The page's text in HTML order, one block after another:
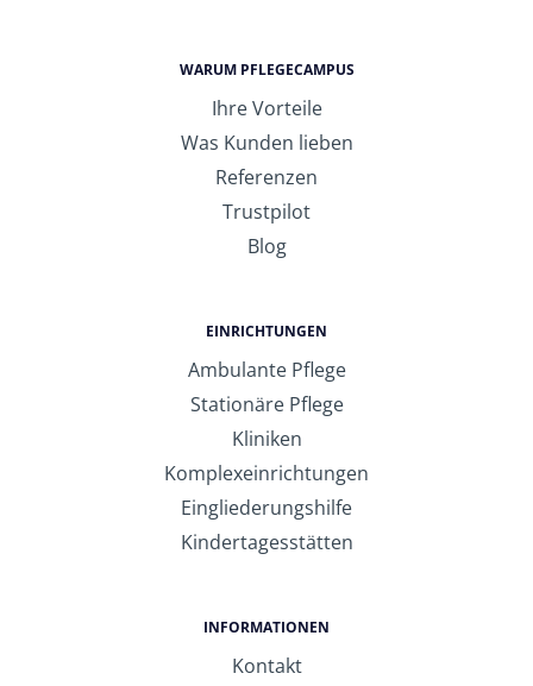
WARUM PFLEGECAMPUS
Ihre Vorteile
Was Kunden lieben
Referenzen
Trustpilot
Blog
EINRICHTUNGEN
Ambulante Pflege
Stationäre Pflege
Kliniken
Komplexeinrichtungen
Eingliederungshilfe
Kindertagesstätten
INFORMATIONEN
Kontakt